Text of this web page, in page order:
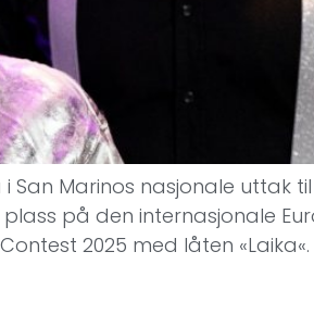
Marinos nasjonale uttak til
på den internasjonale
2025 med låten